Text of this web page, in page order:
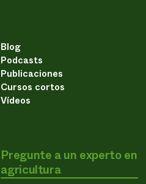
Blog
Podcasts
Publicaciones
Cursos cortos
Vídeos
Pregunte a un experto en
agricultura